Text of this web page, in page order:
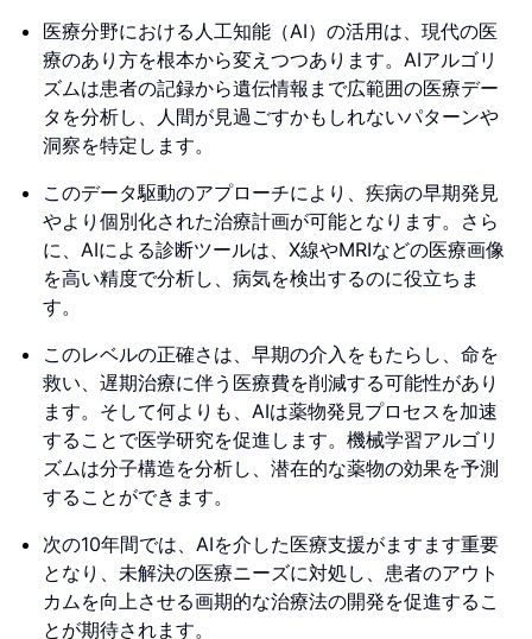
医療分野における人工知能（AI）の活用は、現代の医
療のあり方を根本から変えつつあります。AIアルゴリ
ズムは患者の記録から遺伝情報まで広範囲の医療デー
タを分析し、人間が見過ごすかもしれないパターンや
洞察を特定します。
このデータ駆動のアプローチにより、疾病の早期発見
やより個別化された治療計画が可能となります。さら
に、AIによる診断ツールは、X線やMRIなどの医療画像
を高い精度で分析し、病気を検出するのに役立ちま
す。
このレベルの正確さは、早期の介入をもたらし、命を
救い、遅期治療に伴う医療費を削減する可能性があり
ます。そして何よりも、AIは薬物発見プロセスを加速
することで医学研究を促進します。機械学習アルゴリ
ズムは分子構造を分析し、潜在的な薬物の効果を予測
することができます。
次の10年間では、AIを介した医療支援がますます重要
となり、未解決の医療ニーズに対処し、患者のアウト
カムを向上させる画期的な治療法の開発を促進するこ
とが期待されます。